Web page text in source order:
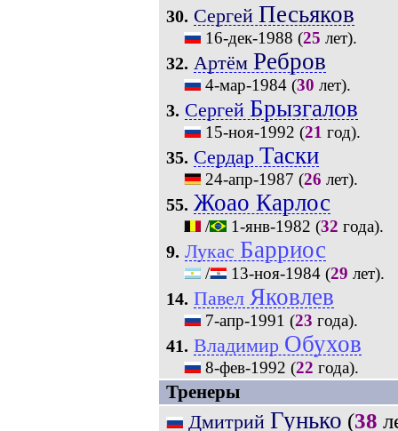
30. Сергей Песьяков
16-дек-1988 (25 лет).
32. Артём Ребров
4-мар-1984(30 лет).
3. Сергей Брызгалов
15-ноя-1992 (21 год).
35. Сердар Таски
24-апр-1987 (26 лет).
55. Жоао Карлос
/ 1-янв-1982 (32 года).
9. Лукас Барриос
/ 13-ноя-1984(29 лет).
14. Павел Яковлев
7-апр-1991 (23 года).
41. Владимир Обухов
8-фев-1992 (22 года).
Тренеры
Дмитрий Гунько (38